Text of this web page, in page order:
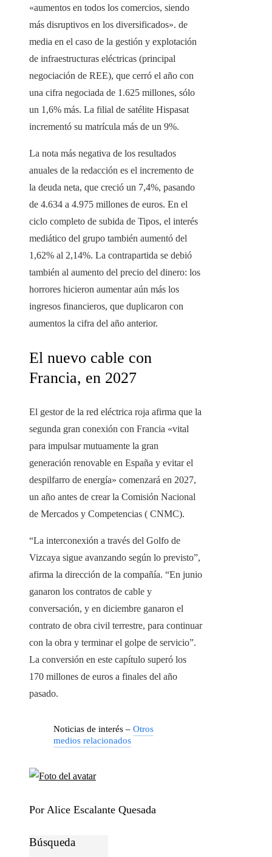
«aumentos en todos los comercios, siendo
más disruptivos en los diversificados». de
media en el caso de la gestión y explotación
de infraestructuras eléctricas (principal
negociación de REE), que cerró el año con
una cifra negociada de 1.625 millones, sólo
un 1,6% más. La filial de satélite Hispasat
incrementó su matrícula más de un 9%.
La nota más negativa de los resultados
anuales de la redacción es el incremento de
la deuda neta, que creció un 7,4%, pasando
de 4.634 a 4.975 millones de euros. En el
ciclo completo de subida de Tipos, el interés
mediático del grupo también aumentó del
1,62% al 2,14%. La contrapartida se debió
también al aumento del precio del dinero: los
horrores hicieron aumentar aún más los
ingresos financieros, que duplicaron con
aumentos la cifra del año anterior.
El nuevo cable con
Francia, en 2027
El gestor de la red eléctrica roja afirma que la
segunda gran conexión con Francia «vital
para impulsar mutuamente la gran
generación renovable en España y evitar el
despilfarro de energía» comenzará en 2027,
un año antes de crear la Comisión Nacional
de Mercados y Competencias ( CNMC).
“La interconexión a través del Golfo de
Vizcaya sigue avanzando según lo previsto”,
afirma la dirección de la compañía. “En junio
ganaron los contratos de cable y
conversación, y en diciembre ganaron el
contrato de obra civil terrestre, para continuar
con la obra y terminar el golpe de servicio”.
La conversión en este capítulo superó los
170 millones de euros a finales del año
pasado.
Noticias de interés – Otros
medios relacionados
Por Alice Escalante Quesada
Búsqueda